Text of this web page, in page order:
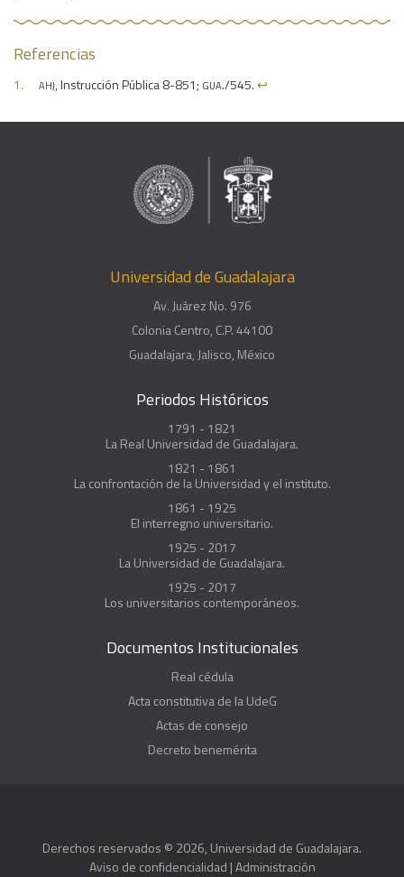
Referencias
ahj, Instrucción Pública 8-851; gua./545.↩︎
Universidad de Guadalajara
Av. Juárez No. 976
Colonia Centro, C.P. 44100
Guadalajara, Jalisco, México
Periodos Históricos
1791 - 1821
La Real Universidad de Guadalajara.
1821 - 1861
La confrontación de la Universidad y el instituto.
1861 - 1925
El interregno universitario.
1925 - 2017
La Universidad de Guadalajara.
1925 - 2017
Los universitarios contemporáneos.
Documentos Institucionales
Real cédula
Acta constitutiva de la UdeG
Actas de consejo
Decreto benemérita
Derechos reservados © 2026, Universidad de Guadalajara.
Aviso de confidencialidad |Administración